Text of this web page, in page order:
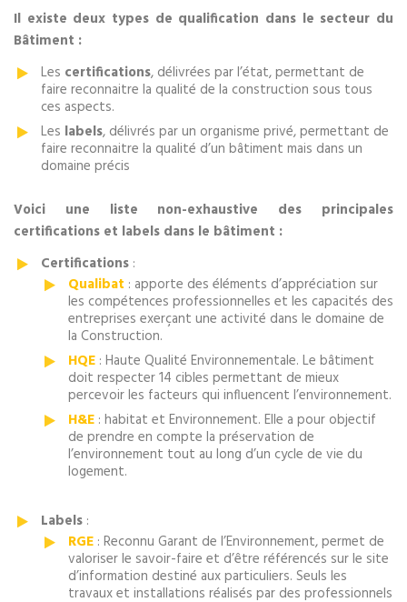
Il existe deux types de qualification dans le secteur du
Bâtiment :
Les certifications, délivrées par l’état, permettant de
faire reconnaitre la qualité de la construction sous tous
ces aspects.
Les labels, délivrés par un organisme privé, permettant de
faire reconnaitre la qualité d’un bâtiment mais dans un
domaine précis
Voici une liste non-exhaustive des principales
certifications et labels dans le bâtiment :
Certifications :
Qualibat : apporte des éléments d’appréciation sur
les compétences professionnelles et les capacités des
entreprises exerçant une activité dans le domaine de
la Construction.
HQE : Haute Qualité Environnementale. Le bâtiment
doit respecter 14 cibles permettant de mieux
percevoir les facteurs qui influencent l’environnement.
H&E : habitat et Environnement. Elle a pour objectif
de prendre en compte la préservation de
l’environnement tout au long d’un cycle de vie du
logement.
Labels :
RGE : Reconnu Garant de l’Environnement, permet de
valoriser le savoir-faire et d’être référencés sur le site
d’information destiné aux particuliers. Seuls les
travaux et installations réalisés par des professionnels